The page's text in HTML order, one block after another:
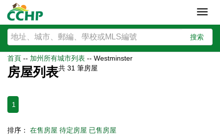
搜索
首頁 -- 加州所有城市列表 -- Westminster
房屋列表共 31 筆房屋
1
排序： 在售房屋 待定房屋 已售房屋